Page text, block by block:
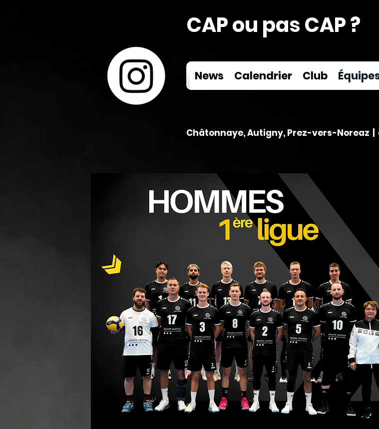
CAP ou pas CAP ?
News Calendrier Club
Châtonnaye, Autigny, Prez-vers-Noreaz |